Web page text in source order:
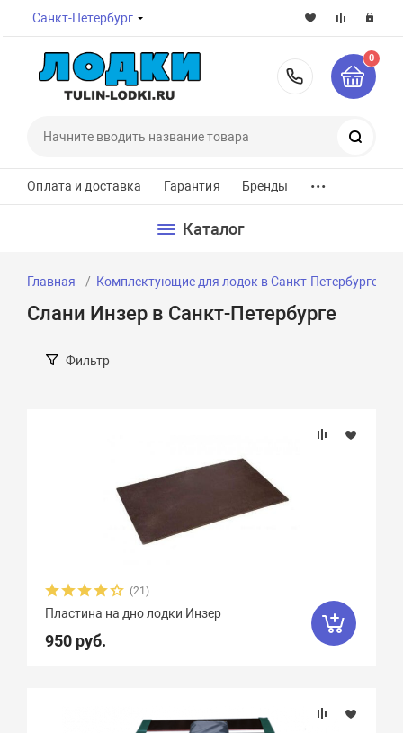
Санкт-Петербург
8-800-
0
Оплата и доставка Гарантия Бренды ...
Каталог
Главная Комплектующие для лодок в Санкт-Петербурге
Слани Инзер в Санкт-Петербурге
Фильтр
(21)
Пластина на дно лодки Инзер
950 руб.